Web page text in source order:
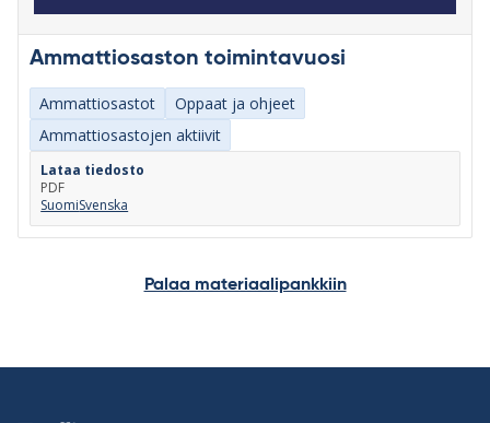
Ammattiosaston toimintavuosi
Ammattiosastot
Oppaat ja ohjeet
Ammattiosastojen aktiivit
Lataa tiedosto
PDF
SuomiSvenska
Palaa materiaalipankkiin